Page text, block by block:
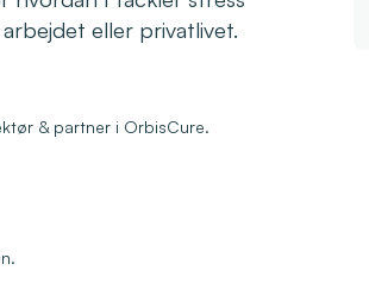
eller privatlivet.
& partner i OrbisCure.